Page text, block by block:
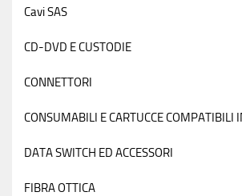
Cavi SAS
CD-DVD E CUSTODIE
CONNETTORI
CONSUMABILI E CARTUCCE COMPATIBILI
DATA SWITCH ED ACCESSORI
FIBRA OTTICA